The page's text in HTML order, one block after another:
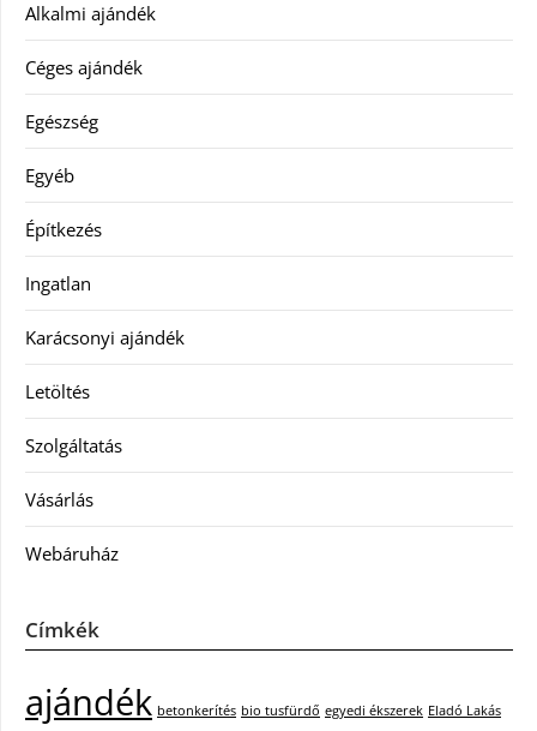
Alkalmi ajándék
Céges ajándék
Egészség
Egyéb
Építkezés
Ingatlan
Karácsonyi ajándék
Letöltés
Szolgáltatás
Vásárlás
Webáruház
Címkék
ajándék betonkerítés bio tusfürdő egyedi ékszerek Eladó Lakás